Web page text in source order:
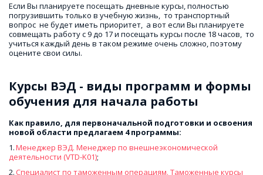
Если Вы планируете посещать дневные курсы, полностью
погрузившить только в учебную жизнь,  то транспортный
вопрос  не будет иметь приоритет,  а вот если Вы планируете
совмещать работу с 9 до 17 и посещать курсы после 18 часов,  то
учиться каждый день в таком режиме очень сложно, поэтому
оцените свои силы.
Курсы ВЭД - виды программ и формы
обучения для начала работы
Как правило, для первоначальной подготовки и освоения
новой области предлагаем 4 программы:
1. Менеджер ВЭД. Менеджер по внешнеэкономической
деятельности (VTD-K01);
2. Специалист по таможенным операциям. Таможенные курсы